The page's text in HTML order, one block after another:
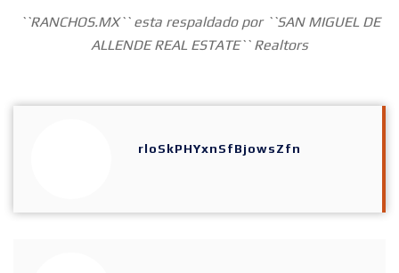
``RANCHOS.MX`` esta respaldado por ``SAN MIGUEL DE
ALLENDE REAL ESTATE`` Realtors
rloSkPHYxnSfBjowsZfn